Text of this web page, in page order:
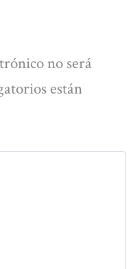
no será
están